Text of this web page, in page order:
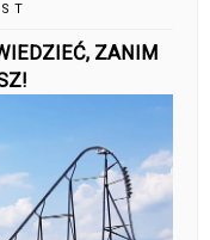
ZANIM